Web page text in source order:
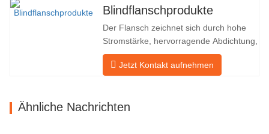
25.000 ㎡. Es gibt 260 Mitarbeiter und
46 Ingenieure. Die jährliche Produktion
von Schmiedestücken beträgt 30.000
Tonnen. Hauptsächlich…
Blindflanschprodukte
Der Flansch zeichnet sich durch hohe
Stromstärke, hervorragende Abdichtung,
praktische Wartung, robuste
Anpassungsfähigkeit und
Faktor im Rohrleitungssystem macht.
Jetzt Kontakt aufnehmen
Ähnliche Nachrichten